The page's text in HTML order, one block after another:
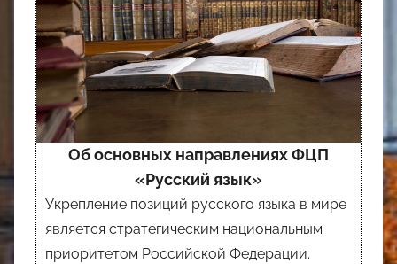
Об основных направлениях ФЦП
«Русский язык»
Укрепление позиций русского языка в мире
является стратегическим национальным
приоритетом Российской Федерации.